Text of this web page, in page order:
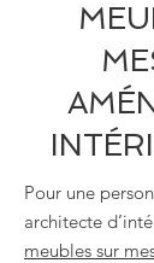
Pour une
architecte
meubles sur